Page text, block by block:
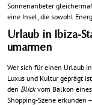
Sonnenanbeter
eine Insel, die sowohl
Urlaub in Ibiza-
umarmen
Wer sich für einen Urlaub in
Luxus und Kultur geprägt
den Blickvom Balkon eines
Shopping-Szene erkunden